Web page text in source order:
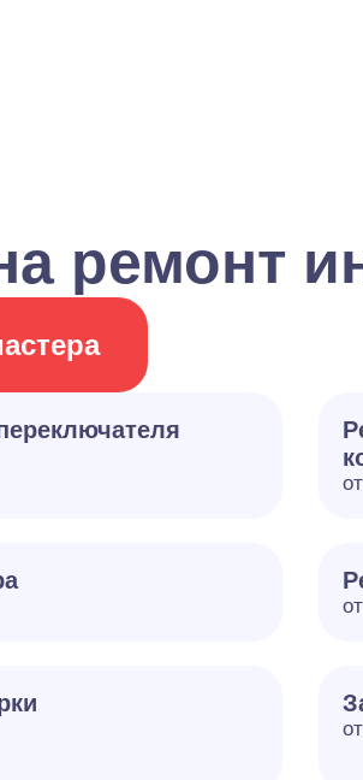
ремонт